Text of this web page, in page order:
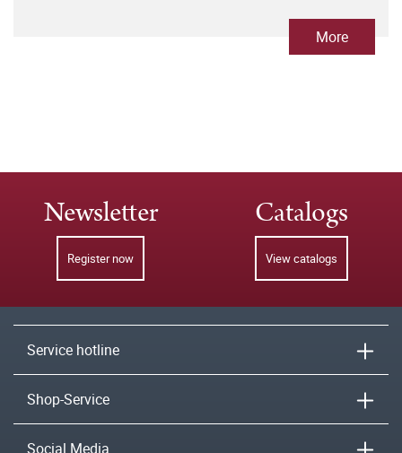
More
Newsletter
Register now
Catalogs
View catalogs
Service hotline
Shop-Service
Social Media